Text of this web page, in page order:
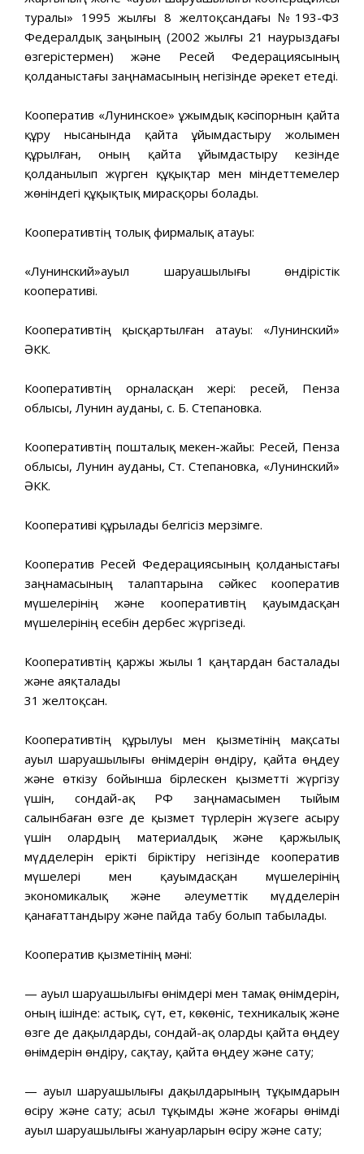
туралы» 1995 жылғы 8 желтоқсандағы №193-Ф3
Федералдық заңының (2002 жылғы 21 наурыздағы
өзгерістермен) және Ресей Федерациясының
қолданыстағы заңнамасының негізінде әрекет етеді.
Кооператив «Лунинское» ұжымдық кәсіпорнын қайта
құру нысанында қайта ұйымдастыру жолымен
құрылған, оның қайта ұйымдастыру кезінде
қолданылып жүрген құқықтар мен міндеттемелер
жөніндегі құқықтық мирасқоры болады.
Кооперативтің толық фирмалық атауы:
«Лунинский»ауыл шаруашылығы өндірістік
кооперативі.
Кооперативтің қысқартылған атауы: «Лунинский»
ӘКК.
Кооперативтің орналасқан жері: ресей, Пенза
облысы, Лунин ауданы, с. Б. Степановка.
Кооперативтің пошталық мекен-жайы: Ресей, Пенза
облысы, Лунин ауданы, Ст. Степановка, «Лунинский»
ӘКК.
Кооперативі құрылады белгісіз мерзімге.
Кооператив Ресей Федерациясының қолданыстағы
заңнамасының талаптарына сәйкес кооператив
мүшелерінің және кооперативтің қауымдасқан
мүшелерінің есебін дербес жүргізеді.
Кооперативтің қаржы жылы 1 қаңтардан басталады
және аяқталады
31 желтоқсан.
Кооперативтің құрылуы мен қызметінің мақсаты
ауыл шаруашылығы өнімдерін өндіру, қайта өңдеу
және өткізу бойынша бірлескен қызметті жүргізу
үшін, сондай-ақ РФ заңнамасымен тыйым
салынбаған өзге де қызмет түрлерін жүзеге асыру
үшін олардың материалдық және қаржылық
мүдделерін ерікті біріктіру негізінде кооператив
мүшелері мен қауымдасқан мүшелерінің
экономикалық және әлеуметтік мүдделерін
қанағаттандыру және пайда табу болып табылады.
Кооператив қызметінің мәні:
— ауыл шаруашылығы өнімдері мен тамақ өнімдерін,
оның ішінде: астық, сүт, ет, көкөніс, техникалық және
өзге де дақылдарды, сондай-ақ оларды қайта өңдеу
өнімдерін өндіру, сақтау, қайта өңдеу және сату;
— ауыл шаруашылығы дақылдарының тұқымдарын
өсіру және сату; асыл тұқымды және жоғары өнімді
ауыл шаруашылығы жануарларын өсіру және сату;